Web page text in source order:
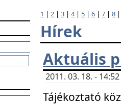
1 | 2 | 3 | 4| 5 | 6 | 7 | 8
Hírek
Aktuális
2011. 03. 18. -
Tájékoztató